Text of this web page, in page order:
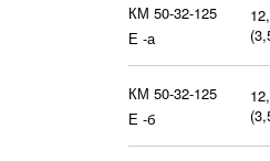
КМ 50-32-125
Е -а
КМ 50-32-125
Е -б